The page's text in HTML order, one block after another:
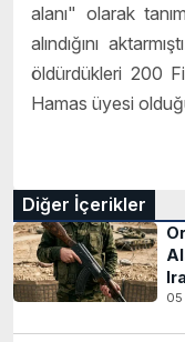
alanı" olarak
alındığını
öldürdükleri 200
Hamas üyesi
Diğer İçerikler